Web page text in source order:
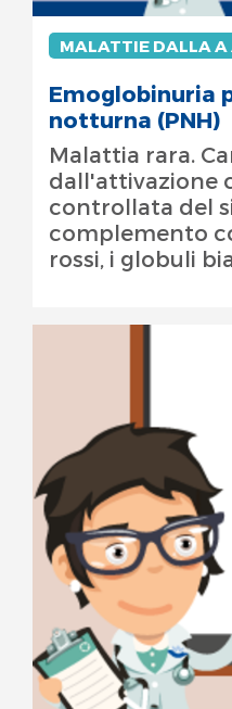
MALATTIE DALLA A
Emoglobinuria
notturna (PNH)
Malattia rara.
dall'attivazione
controllata del
complemento
rossi, i globuli